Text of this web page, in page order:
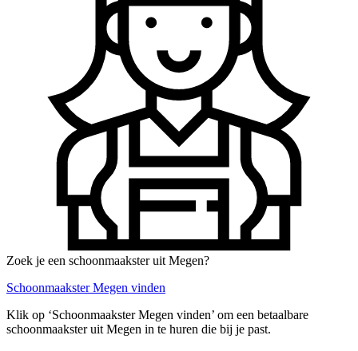
Zoek je een schoonmaakster uit Megen?
Schoonmaakster Megen vinden
Klik op ‘Schoonmaakster Megen vinden’ om een betaalbare
schoonmaakster uit Megen in te huren die bij je past.